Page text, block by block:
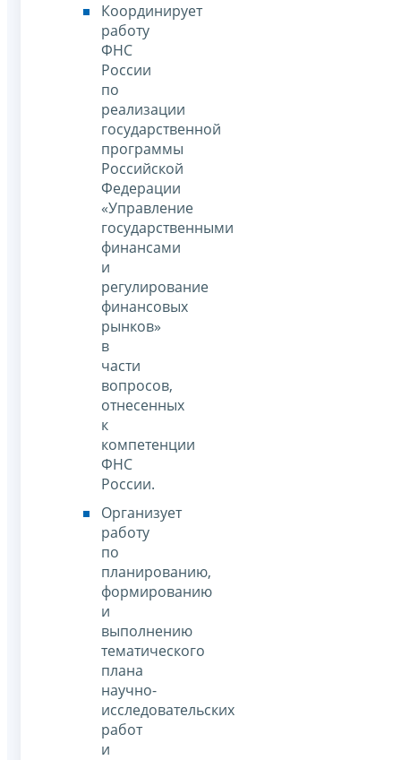
Координирует
работу
ФНС
России
по
реализации
государственной
программы
Российской
Федерации
«Управление
государственными
финансами
и
регулирование
финансовых
рынков»
в
части
вопросов,
отнесенных
к
компетенции
ФНС
России.
Организует
работу
по
планированию,
формированию
и
выполнению
тематического
плана
научно-
исследовательских
работ
и